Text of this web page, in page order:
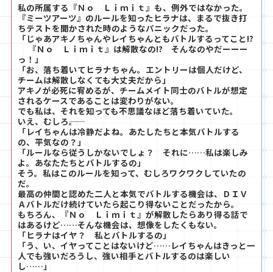
私の所属する『Ｎｏ Ｌｉｍｉｔ』も、例外ではなかった。
『ミーツアーツ』のルールを知ったヒラナは、まるで抜き打
ちテストを聞かされた時のようなパニックだった。
「じゃあアキノちゃんやレイちゃんともバトルするってこと!?
『Ｎｏ Ｌｉｍｉｔ』は解散なの!? そんなのやだーーー
っ！」
「お、落ち着いてヒラナちゃん。エントリーは個人だけど、
チームは解散しなくても大丈夫だから」
アキノが必死に宥めるが、チームメイト同士のバトルが想定
されるケースであることは変わりがない。
でも私は、それを知っても不思議なほど落ち着いていた。
いえ、むしろ――。
「レイちゃんは冷静だよね。あたしたちと本気バトルする
の、平気なの？」
「ルールなら従うしかないでしょ？ それに……私は楽しみ
よ。あなたたちとバトルするの」
そう。私はこのルールを知って、むしろワクワクしていたの
だ。
最高の仲間と認めた二人と本気でバトルする機会は、ＤＩＶ
Ａバトルだけ続けていたら起こり得ないことだったから。
もちろん、『Ｎｏ Ｌｉｍｉｔ』が解散したらあり得る話で
はあるけど……そんな機会は、想像をしたくもない。
「ヒラナはイヤ？ 私とバトルするの」
「う、い、イヤってことはないけど……レイちゃんはきっと一
人でも強いだろうし、強い相手とバトルするのは楽しい
し……」